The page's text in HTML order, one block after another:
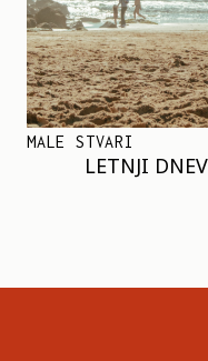
MALE STVARI
LETNJI